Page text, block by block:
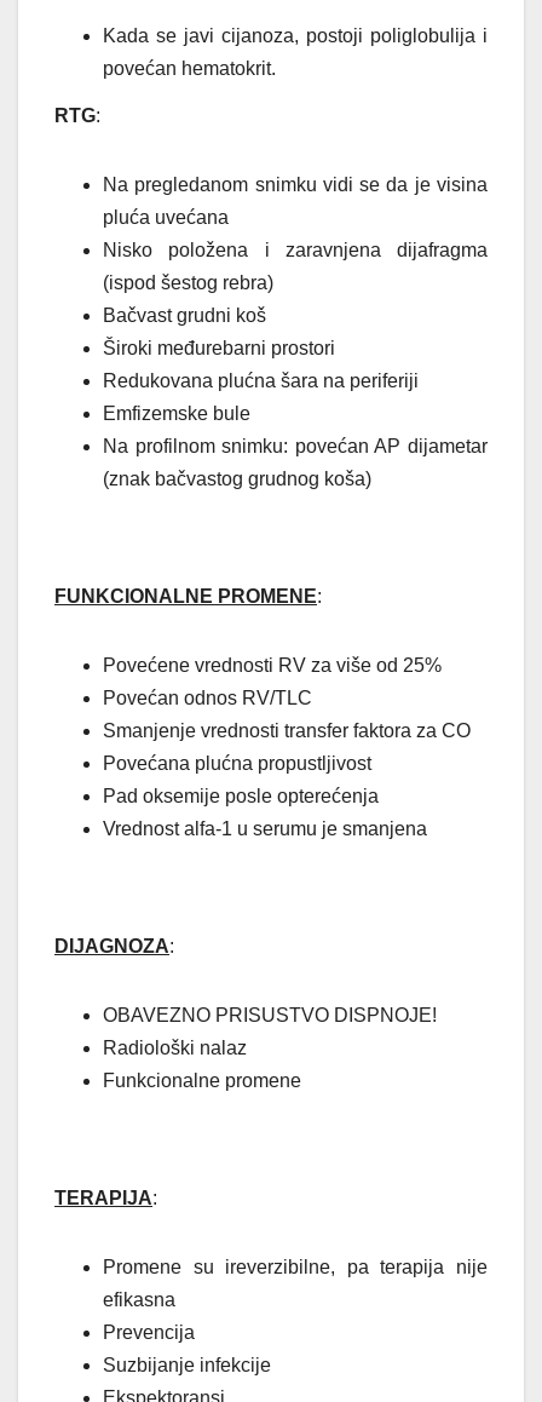
Kada se javi cijanoza, postoji poliglobulija i
povećan hematokrit.
RTG:
Na pregledanom snimku vidi se da je visina
pluća uvećana
Nisko položena i zaravnjena dijafragma
(ispod šestog rebra)
Bačvast grudni koš
Široki međurebarni prostori
Redukovana plućna šara na periferiji
Emfizemske bule
Na profilnom snimku: povećan AP dijametar
(znak bačvastog grudnog koša)
FUNKCIONALNE PROMENE:
Povećene vrednosti RV za više od 25%
Povećan odnos RV/TLC
Smanjenje vrednosti transfer faktora za CO
Povećana plućna propustljivost
Pad oksemije posle opterećenja
Vrednost alfa-1 u serumu je smanjena
DIJAGNOZA:
OBAVEZNO PRISUSTVO DISPNOJE!
Radiološki nalaz
Funkcionalne promene
TERAPIJA:
Promene su ireverzibilne, pa terapija nije
efikasna
Prevencija
Suzbijanje infekcije
Ekspektoransi